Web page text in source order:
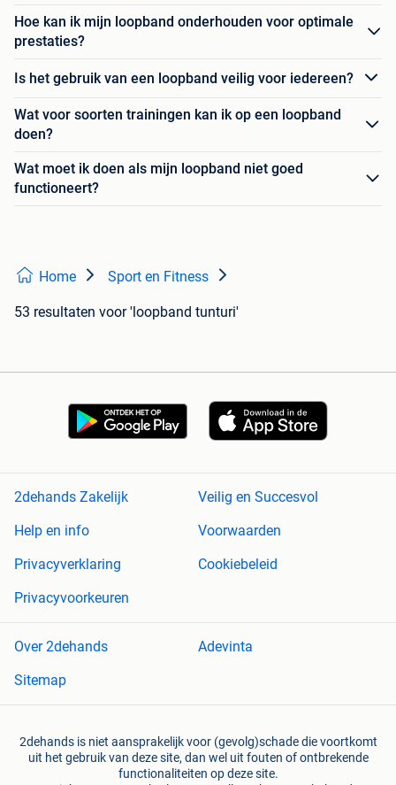
Hoe kan ik mijn loopband onderhouden voor optimale
prestaties?
Is het gebruik van een loopband veilig voor iedereen?
Wat voor soorten trainingen kan ik op een loopband
doen?
Wat moet ik doen als mijn loopband niet goed
functioneert?
Home Sport en Fitness
53 resultaten voor 'loopband tunturi'
2dehands Zakelijk
Veilig en Succesvol
Help en info
Voorwaarden
Privacyverklaring
Cookiebeleid
Privacyvoorkeuren
Over 2dehands
Adevinta
Sitemap
2dehands is niet aansprakelijk voor (gevolg)schade die voortkomt
uit het gebruik van deze site, dan wel uit fouten of ontbrekende
functionaliteiten op deze site.